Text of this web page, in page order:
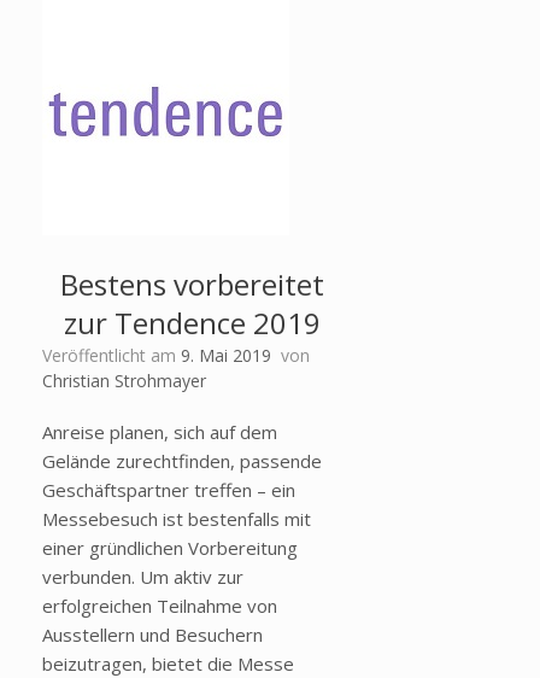
Bestens vorbereitet
zur Tendence 2019
Veröffentlicht am 9. Mai 2019 von
Christian Strohmayer
Anreise planen, sich auf dem
Gelände zurechtfinden, passende
Geschäftspartner treffen – ein
Messebesuch ist bestenfalls mit
einer gründlichen Vorbereitung
verbunden. Um aktiv zur
erfolgreichen Teilnahme von
Ausstellern und Besuchern
beizutragen, bietet die Messe